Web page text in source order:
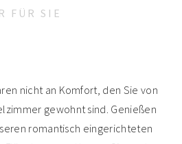
FÜR SIE
nicht an Komfort, den Sie von
gewohnt sind. Genießen
romantisch eingerichteten